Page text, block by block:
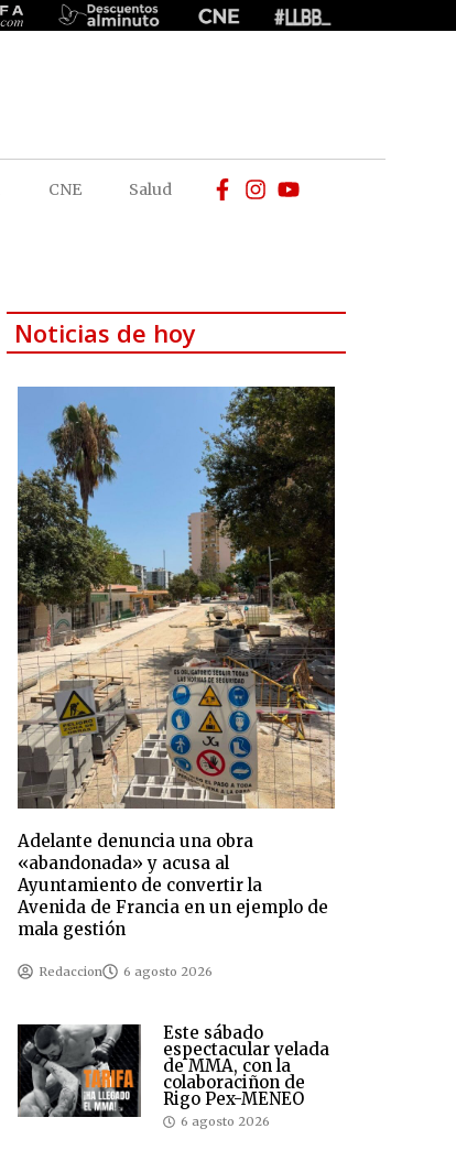
CNE Salud
Noticias de hoy
Adelante denuncia una obra
«abandonada» y acusa al
Ayuntamiento de convertir la
Avenida de Francia en un ejemplo de
mala gestión
Redaccion 6 agosto 2026
Este sábado
espectacular velada
de MMA, con la
colaboraciñon de
Rigo Pex-MENEO
6 agosto 2026